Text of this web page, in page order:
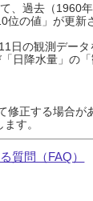
、過去（1960
の値」が更新
日の観測デー
日降水量」
正する場合
す。
質問（FAQ）